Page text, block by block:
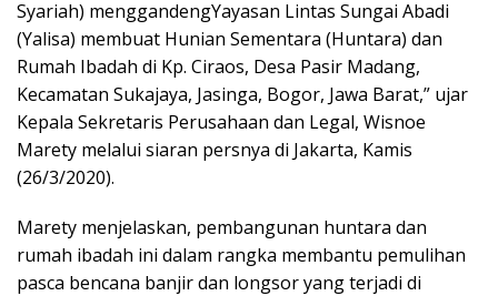
Syariah) menggandengYayasan Lintas Sungai Abadi
(Yalisa) membuat Hunian Sementara (Huntara) dan
Rumah Ibadah di Kp. Ciraos, Desa Pasir Madang,
Kecamatan Sukajaya, Jasinga, Bogor, Jawa Barat,” ujar
Kepala Sekretaris Perusahaan dan Legal, Wisnoe
Marety melalui siaran persnya di Jakarta, Kamis
(26/3/2020).
Marety menjelaskan, pembangunan huntara dan
rumah ibadah ini dalam rangka membantu pemulihan
pasca bencana banjir dan longsor yang terjadi di